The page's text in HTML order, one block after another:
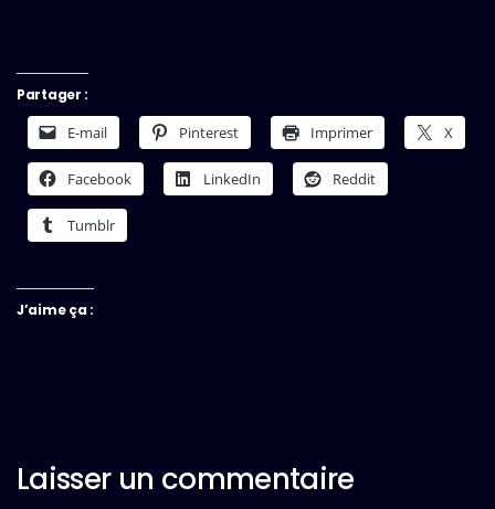
Partager :
E-mail Pinterest Imprimer X
Facebook LinkedIn Reddit
Tumblr
J’aime ça :
Laisser un commentaire